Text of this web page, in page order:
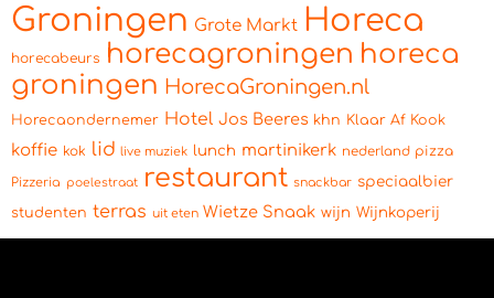
Groningen Grote Markt Horeca
horecabeurs horecagroningen horeca
groningen HorecaGroningen.nl
Horecaondernemer Hotel Jos Beeres khn Klaar Af Kook
koffie kok lid live muziek lunch martinikerk nederland pizza
Pizzeria poelestraat restaurant snackbar speciaalbier
studenten terras uit eten Wietze Snaak wijn Wijnkoperij